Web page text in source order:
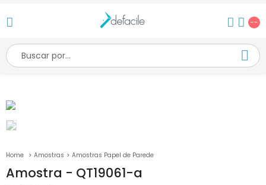
--
Amostras Amostras Papel de Parede
Amostra - QT19061-a